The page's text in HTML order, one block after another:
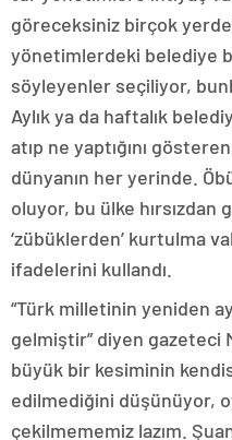
göreceksiniz birçok
yönetimlerdeki belediye
söyleyenler seçiliyor,
Aylık ya da haftalık
atıp ne yaptığını
dünyanın her yerinde.
oluyor, bu ülke hırsızdan
‘zübüklerden’ kurtulma
ifadelerini kullandı.
“Türk milletinin yeniden
gelmiştir” diyen gazeteci
büyük bir kesiminin
edilmediğini düşünüyor,
çekilmememiz lazım.